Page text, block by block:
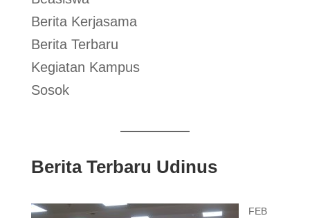
Berita Kerjasama
Berita Terbaru
Kegiatan Kampus
Sosok
Berita Terbaru Udinus
FEB